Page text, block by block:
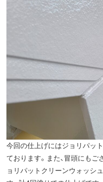
今回の仕上げにはジョリパッ
ております。また、冒頭にも
ョリパットクリーンウォッシ